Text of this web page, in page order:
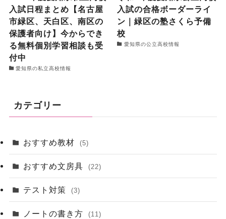
入試日程まとめ【名古屋
市緑区、天白区、南区の
保護者向け】今からでき
る無料個別学習相談も受
付中
愛知県の私立高校情報
入試の合格ボーダーライ
ン｜緑区の塾さくら予備
校
愛知県の公立高校情報
カテゴリー
おすすめ教材 (5)
おすすめ文房具 (22)
テスト対策 (3)
ノートの書き方 (11)